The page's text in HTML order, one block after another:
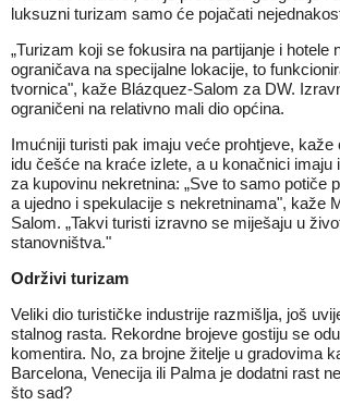
luksuzni turizam samo će pojačati
„Turizam koji se fokusira na partijanje i hotele
ograničava na specijalne lokacije, to
tvornica", kaže Blázquez-Salom za DW.
ograničeni na relativno mali dio općina.
Imućniji turisti pak imaju veće prohtjeve, kaže
idu češće na kraće izlete, a u konačnici imaju
za kupovinu nekretnina: „Sve to samo potiče
a ujedno i spekulacije s nekretninama", kaže
Salom. „Takvi turisti izravno se miješaju u
stanovništva."
Održivi turizam
Veliki dio turističke industrije razmišlja, još
stalnog rasta. Rekordne brojeve gostiju se
komentira. No, za brojne žitelje u gradovima
Barcelona, Venecija ili Palma je dodatni rast
što sad?